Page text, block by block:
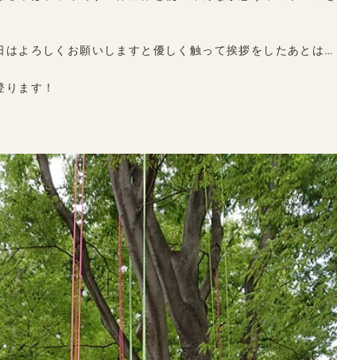
はよろしくお願いしますと優しく触って挨拶をしたあとは…
ます！